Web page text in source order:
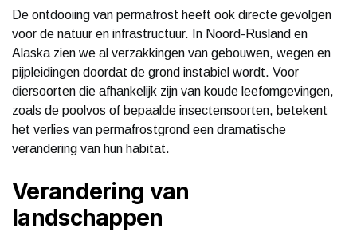
De ontdooiing van permafrost heeft ook directe gevolgen
voor de natuur en infrastructuur. In Noord-Rusland en
Alaska zien we al verzakkingen van gebouwen, wegen en
pijpleidingen doordat de grond instabiel wordt. Voor
diersoorten die afhankelijk zijn van koude leefomgevingen,
zoals de poolvos of bepaalde insectensoorten, betekent
het verlies van permafrostgrond een dramatische
verandering van hun habitat.
Verandering van
landschappen